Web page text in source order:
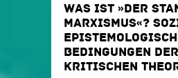
WAS IST »DER
MARXISMUS«?
BEDINGUNGEN DER
KRITISCHEN